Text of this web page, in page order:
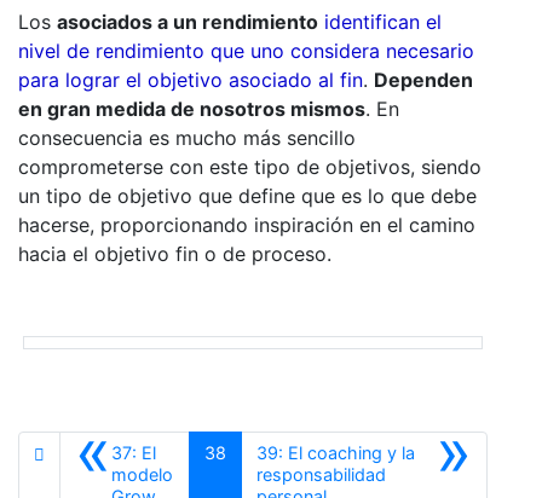
Los asociados a un rendimiento identifican el
nivel de rendimiento que uno considera necesario
para lograr el objetivo asociado al fin. Dependen
en gran medida de nosotros mismos. En
consecuencia es mucho más sencillo
comprometerse con este tipo de objetivos, siendo
un tipo de objetivo que define que es lo que debe
hacerse, proporcionando inspiración en el camino
hacia el objetivo fin o de proceso.
«37: El
modelo
38 »
39: El coaching y la
responsabilidad